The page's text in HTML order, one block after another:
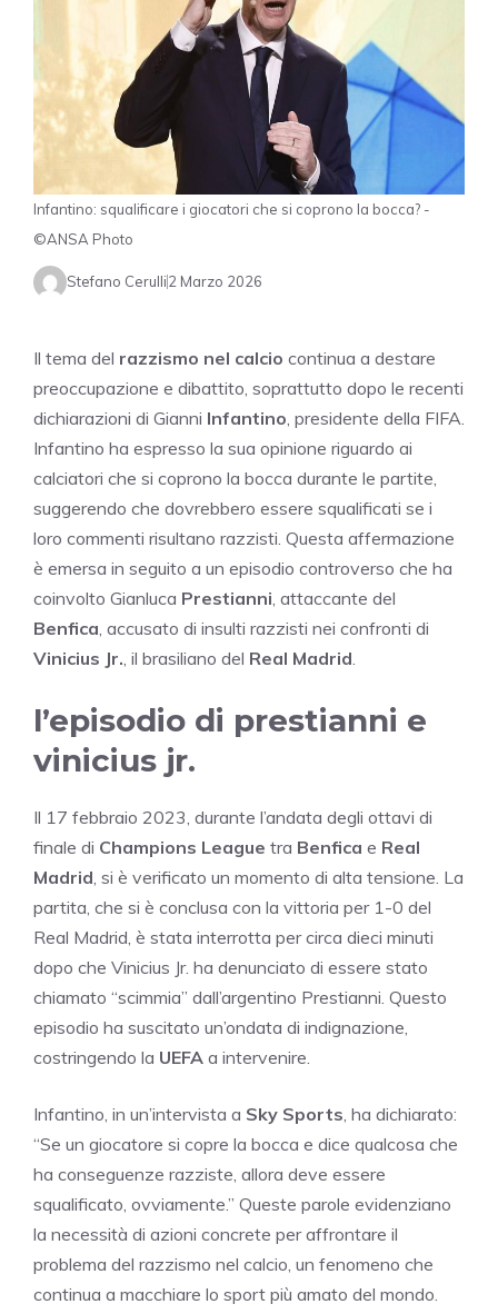
Infantino: squalificare i giocatori che si coprono la bocca? -
©ANSA Photo
Stefano Cerulli2 Marzo 2026
Il tema del razzismo nel calcio continua a destare
preoccupazione e dibattito, soprattutto dopo le recenti
dichiarazioni di Gianni Infantino , presidente della FIFA.
Infantino ha espresso la sua opinione riguardo ai
calciatori che si coprono la bocca durante le partite,
suggerendo che dovrebbero essere squalificati se i
loro commenti risultano razzisti. Questa affermazione
è emersa in seguito a un episodio controverso che ha
coinvolto Gianluca Prestianni , attaccante del
Benfica , accusato di insulti razzisti nei confronti di
Vinicius Jr. , il brasiliano del Real Madrid
l’episodio di prestianni e
vinicius jr.
Il 17 febbraio 2023, durante l’andata degli ottavi di
finale di Champions League tra Benfica e Real
Madrid , si è verificato un momento di alta tensione. La
partita, che si è conclusa con la vittoria per 1-0 del
Real Madrid, è stata interrotta per circa dieci minuti
dopo che Vinicius Jr. ha denunciato di essere stato
chiamato “scimmia” dall’argentino Prestianni. Questo
episodio ha suscitato un’ondata di indignazione,
costringendo la UEFA a intervenire.
Infantino, in un’intervista a Sky Sports , ha dichiarato:
“Se un giocatore si copre la bocca e dice qualcosa che
ha conseguenze razziste, allora deve essere
squalificato, ovviamente.” Queste parole evidenziano
la necessità di azioni concrete per affrontare il
problema del razzismo nel calcio, un fenomeno che
continua a macchiare lo sport più amato del mondo.